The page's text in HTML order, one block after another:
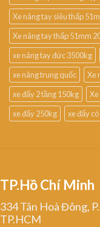
Xe nâng tay siêu thấp
Xe nâng tay thấp 51mm
xe nâng tay đức 3500kg
xe nâng trung quốc
Xe
xe đẩy 2 tầng 150kg
xe đẩy 250kg
xe đẩy
TP.Hồ Chí Minh
334 Tân Hoà Đông,
TP.HCM